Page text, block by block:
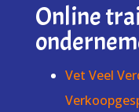
Online
Vet Veel